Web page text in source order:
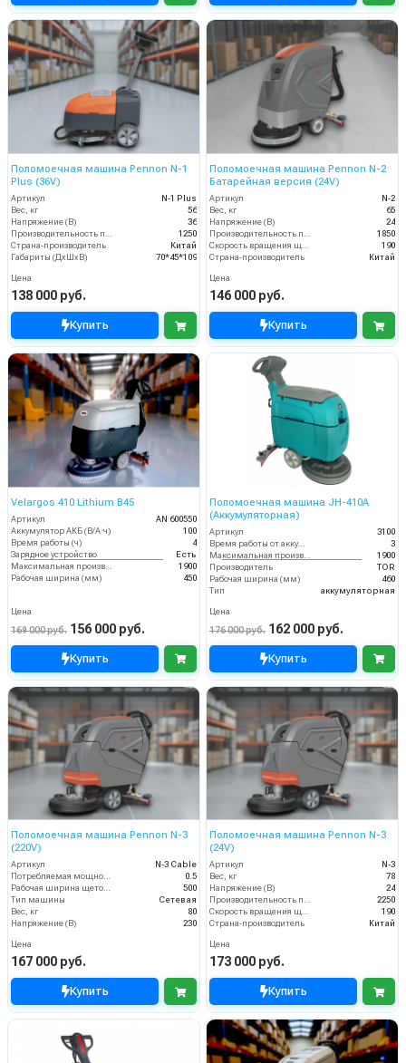
Поломоечная машина Pennon N-1
Plus (36V)
Артикул
N-1 Plus
Вес, кг
56
Напряжение (В)
36
Производительность по площади (м2/ч)
1250
Страна-производитель
Китай
Габариты (ДхШхВ)
70*45*109
Цена
138 000 руб.
Купить
Поломоечная машина Pennon N-2
Батарейная версия (24V)
Артикул
N-2
Вес, кг
65
Напряжение (В)
24
Производительность по площади (м2/ч)
1850
Скорость вращения щётки (об/мин)
190
Страна-производитель
Китай
Цена
146 000 руб.
Купить
Velargos 410 Lithium B45
Артикул
AN 600550
Аккумулятор АКБ (В/А·ч)
100
Время работы (ч)
4
Зарядное устройство
Есть
1900
Рабочая ширина (мм)
450
Цена
169 000 руб. 156 000 руб.
Купить
Поломоечная машина JH-410A
(Аккумуляторная)
Артикул
3100
Время работы от аккумуляторов (ч)
3
1900
Производитель
TOR
Рабочая ширина (мм)
460
Тип
аккумуляторная
Цена
176 000 руб. 162 000 руб.
Купить
Поломоечная машина Pennon N-3
(220V)
Артикул
N-3 Cable
Потребляемая мощность (кВт)
0.5
Рабочая ширина щеток (мм)
500
Тип машины
Сетевая
Вес, кг
80
Напряжение (В)
230
Цена
167 000 руб.
Купить
Поломоечная машина Pennon N-3
(24V)
Артикул
N-3
Вес, кг
78
Напряжение (В)
24
Производительность по площади (м2/ч)
2250
Скорость вращения щётки (об/мин)
190
Страна-производитель
Китай
Цена
173 000 руб.
Купить